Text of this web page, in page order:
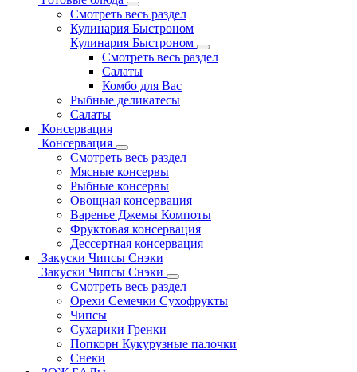
Смотреть весь раздел
Кулинария Быстроном
Кулинария Быстроном
Смотреть весь раздел
Салаты
Комбо для Вас
Рыбные деликатесы
Салаты
Консервация
Консервация
Смотреть весь раздел
Мясные консервы
Рыбные консервы
Овощная консервация
Варенье Джемы Компоты
Фруктовая консервация
Дессертная консервация
Закуски Чипсы Снэки
Закуски Чипсы Снэки
Смотреть весь раздел
Орехи Семечки Сухофрукты
Чипсы
Сухарики Гренки
Попкорн Кукурузные палочки
Снеки